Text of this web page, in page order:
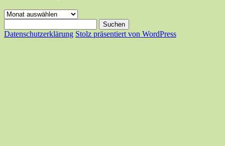
Ältere
Beiträge
nach
Zeit
nach:
Datenschutzerklärung Stolz präsentiert von WordPress